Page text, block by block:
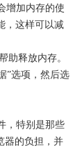
增加内存的使
，这样可以减
助释放内存。
”选项，然后选
，特别是那些
器的负担，并